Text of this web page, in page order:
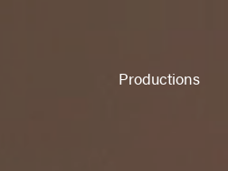
Productions